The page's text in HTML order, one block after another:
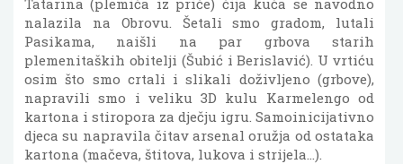
Tatarina (plemića iz priče) čija kuća se navodno
nalazila na Obrovu. Šetali smo gradom, lutali
Pasikama, naišli na par grbova starih
plemenitaških obitelji (Šubić i Berislavić). U vrtiću
osim što smo crtali i slikali doživljeno (grbove),
napravili smo i veliku 3D kulu Karmelengo od
kartona i stiropora za dječju igru. Samoinicijativno
djeca su napravila čitav arsenal oružja od ostataka
kartona (mačeva, štitova, lukova i strijela…).